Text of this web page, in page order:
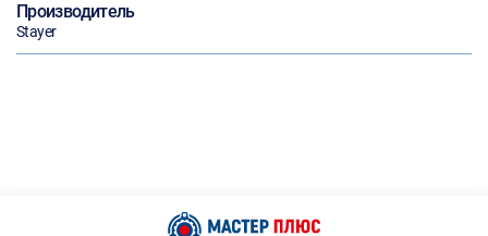
Производитель
Stayer